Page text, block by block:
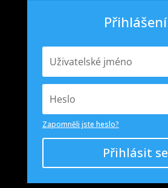
Přihlášení
Zapomněli jste heslo?
Přihlásit se